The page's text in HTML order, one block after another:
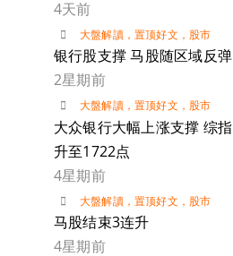
4天前
大盤解讀， 置顶好文 ， 股市
银行股支撑 马股随区域反弹
2星期前
大盤解讀， 置顶好文 ， 股市
大众银行大幅上涨支撑 综指
升至1722点
4星期前
大盤解讀， 置顶好文 ， 股市
马股结束3连升
4星期前